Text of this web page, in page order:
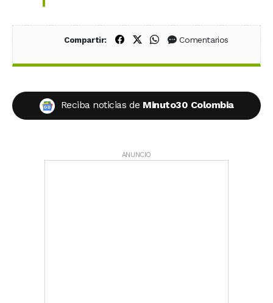
Compartir: Compartir en Facebook
Compartir en X (Twitter)
Compartir en WhatsApp
Comentarios
Reciba noticias de Minuto30 Colombia
ANUNCIO